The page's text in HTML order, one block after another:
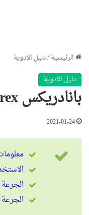
الرئيسية/دليل الادوية
دليل الادوية
بانادريكس Panadrex
2021-01-24
الجرعة